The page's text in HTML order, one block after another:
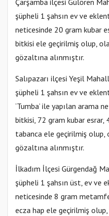
Çarşamba ilçesi Gülören
şüpheli 1 şahsın ev ve
neticesinde 20 gram kubar
bitkisi ele geçirilmiş olup,
gözaltına alınmıştır.
Salıpazarı ilçesi Yeşil
şüpheli 1 şahsın ev ve
‘Tumba’ ile yapılan arama
bitkisi, 72 gram kubar
tabanca ele geçirilmiş olup,
gözaltına alınmıştır.
İlkadım İlçesi Gürgendağ
şüpheli 1 şahsın üst, ev ve
neticesinde 8 gram
ecza hap ele geçirilmiş